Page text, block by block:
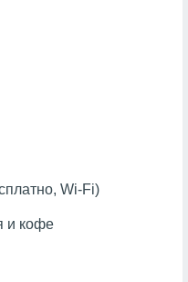
Wi-Fi)
и кофе